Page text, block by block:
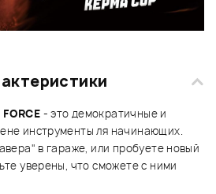
FORCE - это демократичные и
инструменты ля начинающих.
в гараже, или пробуете новый
уверены, что сможете с ними